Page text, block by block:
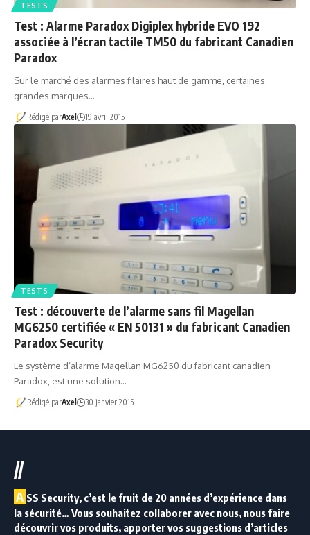
TESTS
Test : Alarme Paradox Digiplex hybride EVO 192
associée à l’écran tactile TM50 du fabricant Canadien
Paradox
Sur le marché des alarmes filaires haut de gamme, certaines
grandes marques…
Rédigé parAxel 19 avril 2015
TESTS
Test : découverte de l’alarme sans fil Magellan
MG6250 certifiée « EN 50131 » du fabricant Canadien
Paradox Security
Le système d’alarme Magellan MG6250 du fabricant canadien
Paradox, est une solution…
Rédigé parAxel 30 janvier 2015
//
A SS Security, c’est le fruit de 20 années d’expérience dans
la sécurité… Vous souhaitez collaborer avec nous, nous faire
découvrir vos produits, apporter vos suggestions d’articles